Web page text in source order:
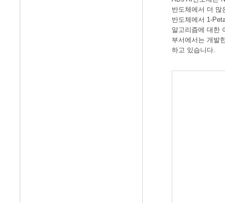
반도체에서 더 많
반도체에서 1-
알고리즘에 대한
부서에서는 개발
하고 있습니다.